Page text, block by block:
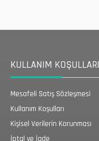
KULLANIM KOŞULLARI
Mesafeli Satış Sözleşmesi
Kullanım Koşulları
Kişisel Verilerin Korunması
İptal ve İade